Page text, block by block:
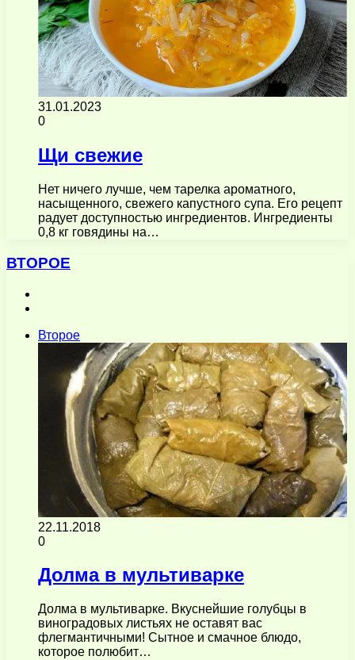
31.01.2023
0
Щи свежие
Нет ничего лучше, чем тарелка ароматного,
насыщенного, свежего капустного супа. Его рецепт
радует доступностью ингредиентов. Ингредиенты
0,8 кг говядины на…
ВТОРОЕ
Второе
22.11.2018
0
Долма в мультиварке
Долма в мультиварке. Вкуснейшие голубцы в
виноградовых листьях не оставят вас
флегмантичными! Сытное и смачное блюдо,
которое полюбит…